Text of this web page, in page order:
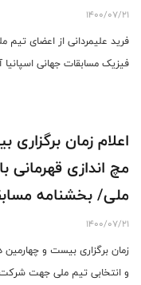
1400/07/21
فرید علیمردانی از اعضای
فیزیک مسابقات جهانی اسپانیا
اعلام زمان
مچ اندازی
ملی/ بخشنامه
1400/07/21
زمان برگزاری بیست و چهارمین
و انتخابی تیم ملی جهت